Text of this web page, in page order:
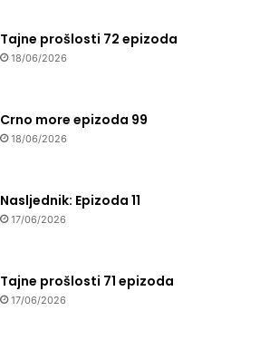
Tajne prošlosti 72 epizoda
18/06/2026
Crno more epizoda 99
18/06/2026
Nasljednik: Epizoda 11
17/06/2026
Tajne prošlosti 71 epizoda
17/06/2026